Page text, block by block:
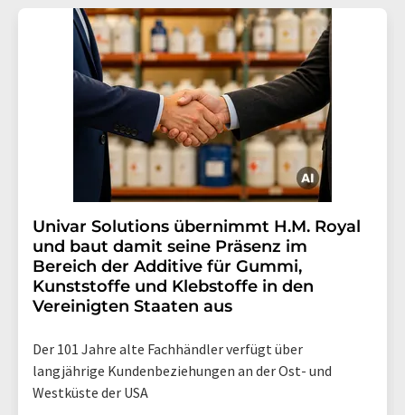
Univar Solutions übernimmt H.M. Royal
und baut damit seine Präsenz im
Bereich der Additive für Gummi,
Kunststoffe und Klebstoffe in den
Vereinigten Staaten aus
Der 101 Jahre alte Fachhändler verfügt über
langjährige Kundenbeziehungen an der Ost- und
Westküste der USA